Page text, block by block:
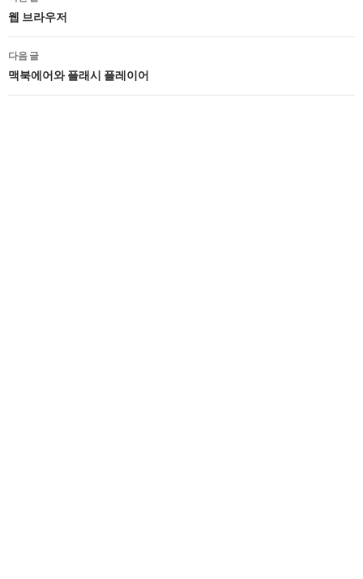
네
비
게
이
웹 브라우저
다음 글
맥북에어와 플래시 플레이어